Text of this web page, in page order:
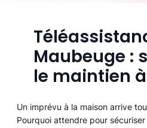
Maubeuge :
le maintien
Un imprévu à la maison arrive
Pourquoi attendre pour sécuriser